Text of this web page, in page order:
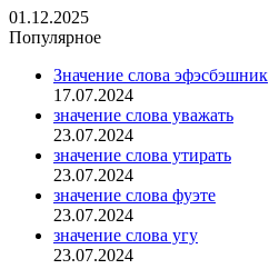
01.12.2025
Популярное
Значение слова эфэсбэшник
17.07.2024
значение слова уважать
23.07.2024
значение слова утирать
23.07.2024
значение слова фуэте
23.07.2024
значение слова угу
23.07.2024